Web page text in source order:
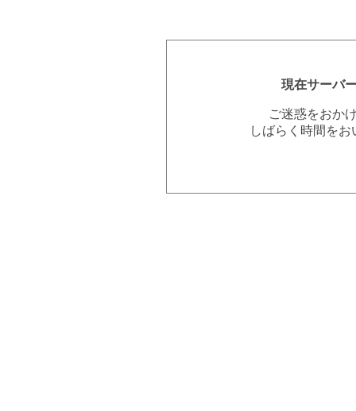
現在サーバ
ご迷惑をおか
しばらく時間を